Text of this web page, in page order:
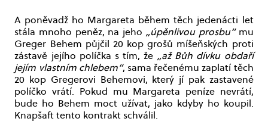
A poněvadž ho Margareta během těch jedenácti let
stála mnoho peněz, na jeho „úpěnlivou prosbu“ mu
Greger Behem půjčil 20 kop grošů míšeňských proti
zástavě jejího políčka s tím, že „až Bůh dívku obdaří
jejím vlastním chlebem“, sama řečenému zaplatí těch
20 kop Gregerovi Behemovi, který jí pak zastavené
políčko vrátí. Pokud mu Margareta peníze nevrátí,
bude ho Behem moct užívat, jako kdyby ho koupil.
Knapšaft tento kontrakt schválil.